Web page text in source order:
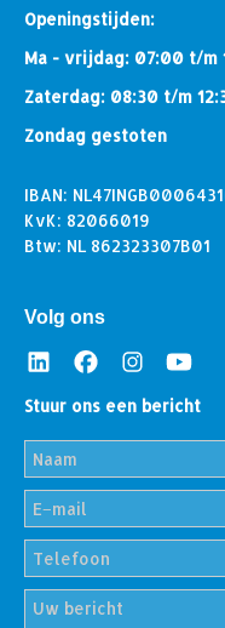
Openingstijden:
Ma - vrijdag: 07:00 t/m
Zaterdag: 08:30 t/m
Zondag gestoten
IBAN:
KvK: 82066019
Btw: NL 862323307B01
Volg ons
Stuur ons een bericht